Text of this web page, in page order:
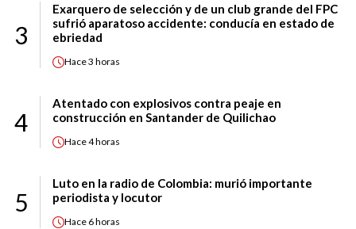
3
Exarquero de selección y de un club grande del FPC
sufrió aparatoso accidente: conducía en estado de
ebriedad
Hace3 horas
4
Atentado con explosivos contra peaje en
construcción en Santander de Quilichao
Hace4 horas
5
Luto en la radio de Colombia: murió importante
periodista y locutor
Hace 6 horas